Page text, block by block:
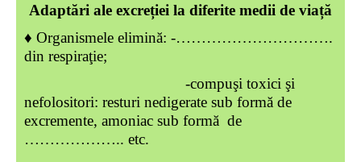
Adaptări ale excreției la diferite medii de viață
♦ Organismele elimină: -………………………….
din respiraţie;
-compuşi toxici şi
nefolositori: resturi nedigerate sub formă de
excremente, amoniac sub formă de
……………….. etc.